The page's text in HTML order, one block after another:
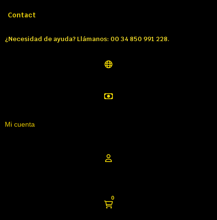
Contact
¿Necesidad de ayuda? Llámanos: 00 34 850 991 228.
Mi cuenta
0